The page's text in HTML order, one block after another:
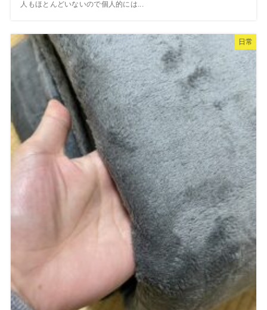
人もほとんどいないので個人的には...
日常